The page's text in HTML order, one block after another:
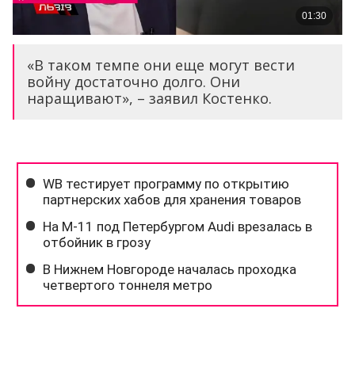
«В таком темпе они еще могут вести
войну достаточно долго. Они
наращивают», – заявил Костенко.